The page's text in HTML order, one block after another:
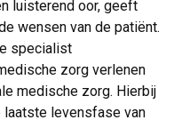
luisterend oor, geeft
wensen van de patiënt.
specialist
zorg verlenen
medische zorg. Hierbij
laatste levensfase van